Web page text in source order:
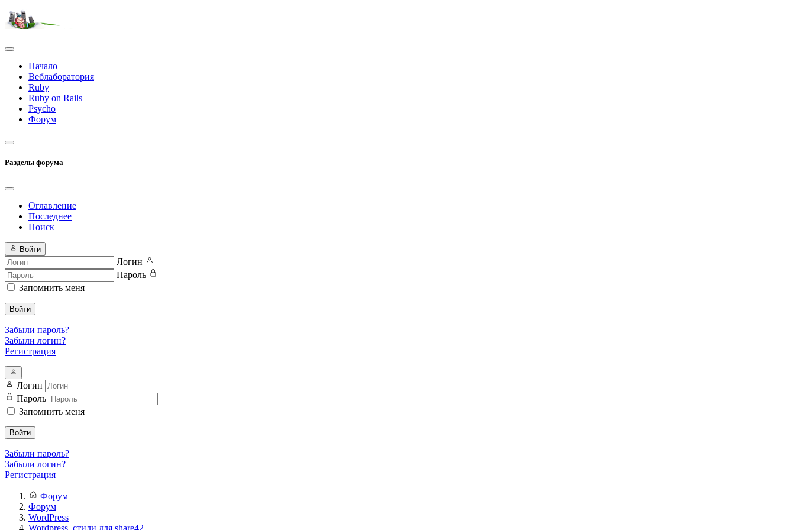
Начало
Веблаборатория
Ruby
Ruby on Rails
Psycho
Форум
Разделы форума
Оглавление
Последнее
Поиск
Войти
Логин
Пароль
Запомнить меня
Войти
Забыли пароль?
Забыли логин?
Регистрация
Логин
Пароль
Запомнить меня
Войти
Забыли пароль?
Забыли логин?
Регистрация
Форум
Форум
WordPress
Wordpress, стили для share42